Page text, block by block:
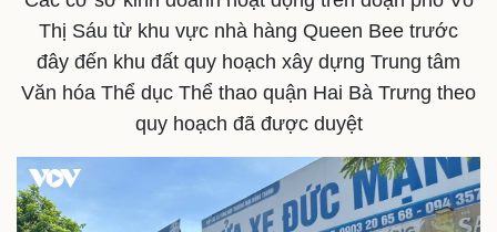
Vì cộng đồng
Chuyển đổi số
Thị Sáu từ khu vực nhà hàng Queen Bee trước
đây đến khu đất quy hoạch xây dựng Trung tâm
Văn hóa Thể dục Thể thao quận Hai Bà Trưng theo
quy hoạch đã được duyệt